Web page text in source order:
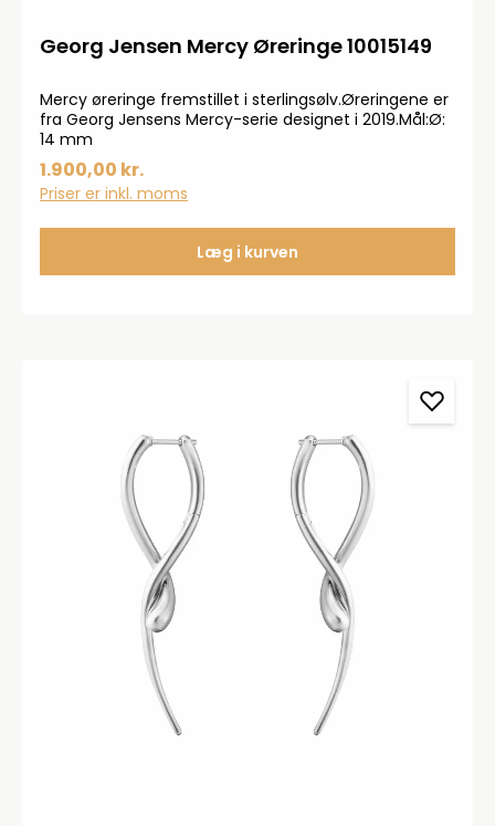
Georg Jensen Mercy Øreringe 10015149
Mercy øreringe fremstillet i sterlingsølv.Øreringene er
fra Georg Jensens Mercy-serie designet i 2019.Mål:Ø:
14 mm
1.900,00 kr.
Priser er inkl. moms
Læg i kurven